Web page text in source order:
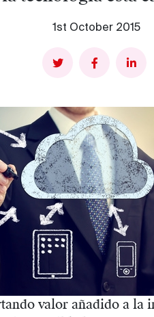
1st October 2015
valor añadido a la